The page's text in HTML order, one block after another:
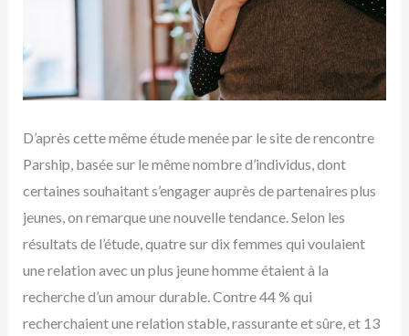
D’après cette même étude menée par le site de rencontre
Parship, basée sur le même nombre d’individus, dont
certaines souhaitant s’engager auprès de partenaires plus
jeunes, on remarque une nouvelle tendance. Selon les
résultats de l’étude, quatre sur dix femmes qui voulaient
une relation avec un plus jeune homme étaient à la
recherche d’un amour durable. Contre 44 % qui
recherchaient une relation stable, rassurante et sûre, et 13